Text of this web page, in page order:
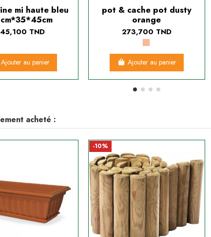
mi haute bleu
TND
Ajouter au panier
pot & cache pot dusty
orange
273,700 TND
Ajouter au panier
acheté :
-10%